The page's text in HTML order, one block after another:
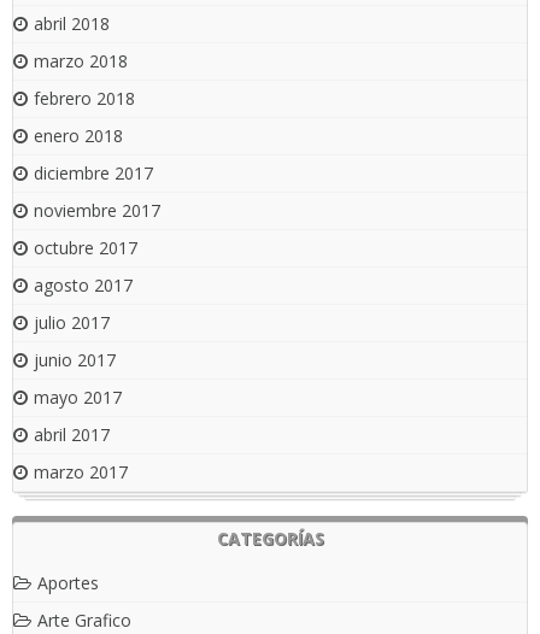
abril 2018
marzo 2018
febrero 2018
enero 2018
diciembre 2017
noviembre 2017
octubre 2017
agosto 2017
julio 2017
junio 2017
mayo 2017
abril 2017
marzo 2017
CATEGORÍAS
Aportes
Arte Grafico